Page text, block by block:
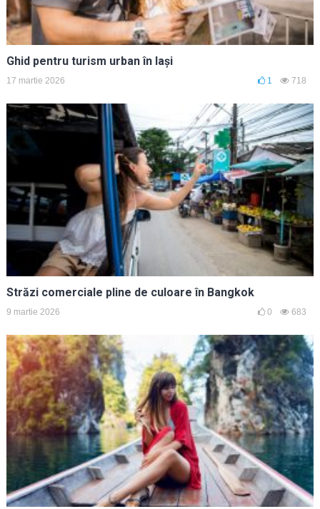
Ghid pentru turism urban în Iași
17 martie 2026 1 718
Străzi comerciale pline de culoare în Bangkok
9 martie 2026 0 683